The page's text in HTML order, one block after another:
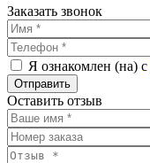
Заказать звонок
Я ознакомлен (на) с
Оставить отзыв